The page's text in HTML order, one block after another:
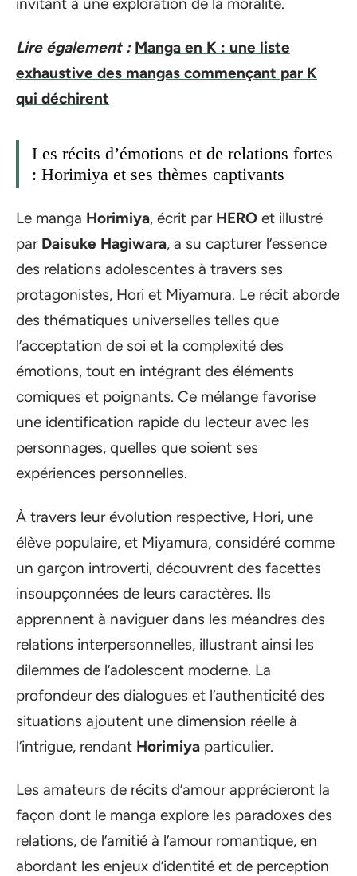
Lire également : Manga en K : une liste
exhaustive des mangas commençant par K
qui déchirent
Les récits d’émotions et de relations fortes
: Horimiya et ses thèmes captivants
Le manga Horimiya, écrit par HERO et illustré
par Daisuke Hagiwara, a su capturer l’essence
des relations adolescentes à travers ses
protagonistes, Hori et Miyamura. Le récit aborde
des thématiques universelles telles que
l’acceptation de soi et la complexité des
émotions, tout en intégrant des éléments
comiques et poignants. Ce mélange favorise
une identification rapide du lecteur avec les
personnages, quelles que soient ses
expériences personnelles.
À travers leur évolution respective, Hori, une
élève populaire, et Miyamura, considéré comme
un garçon introverti, découvrent des facettes
insoupçonnées de leurs caractères. Ils
apprennent à naviguer dans les méandres des
relations interpersonnelles, illustrant ainsi les
dilemmes de l’adolescent moderne. La
profondeur des dialogues et l’authenticité des
situations ajoutent une dimension réelle à
l’intrigue, rendant Horimiya particulier.
Les amateurs de récits d’amour apprécieront la
façon dont le manga explore les paradoxes des
relations, de l’amitié à l’amour romantique, en
abordant les enjeux d’identité et de perception